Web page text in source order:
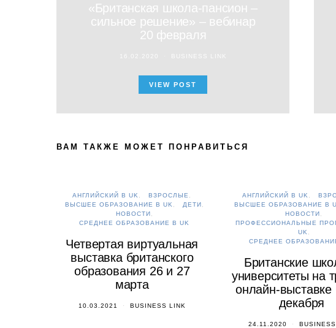
«Британская школа-пансион –
сильное решение» – вебинар
20 февраля
BUSINESS LINK
VIEW POST
ВАМ ТАКЖЕ МОЖЕТ ПОНРАВИТЬСЯ
АНГЛИЙСКИЙ В UK
ВЗРОСЛЫЕ
ВЫСШЕЕ ОБРАЗОВАНИЕ В UK
ДЕТИ
НОВОСТИ
СРЕДНЕЕ ОБРАЗОВАНИЕ В UK
Четвертая виртуальная
выставка британского
образования 26 и 27
марта
10.03.2021 BUSINESS LINK
АНГЛИЙСКИЙ В UK
ВЫСШЕЕ ОБРАЗОВАНИЕ В
НОВОСТИ
ПРОФЕССИОНАЛЬНЫЕ
UK
СРЕДНЕЕ
Британские
университеты на
онлайн-выставке
декабря
24.11.2020